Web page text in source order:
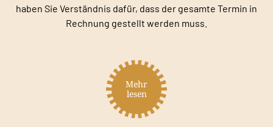
haben Sie Verständnis dafür, dass der gesamte Termin in
Rechnung gestellt werden muss.
Mehr
lesen